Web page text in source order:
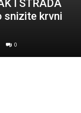
I STRADA
snizite krvni
0